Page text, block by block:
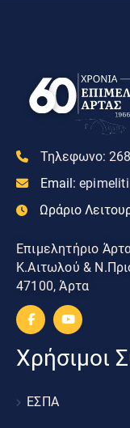
Τηλεφωνο:
Email:
Ωράριο
Επιμελητήριο
Κ.Αιτωλού &
47100, Άρτα
Χρήσιμοι
ΕΣΠΑ